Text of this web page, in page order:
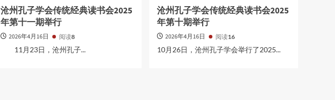
沧州孔子学会传统经典读书会2025
年第十一期举行
2026年4月16日 阅读8
11月23日，沧州孔子...
沧州孔子学会传统经典读书会2025
年第十期举行
2026年4月16日 阅读16
10月26日，沧州孔子学会举行了2025...